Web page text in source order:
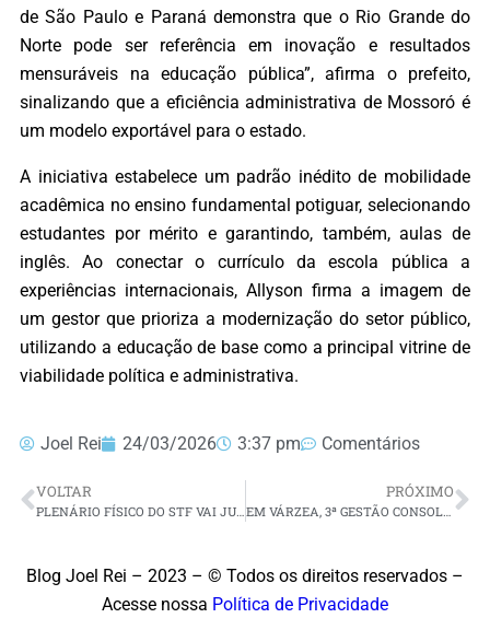
de São Paulo e Paraná demonstra que o Rio Grande do
Norte pode ser referência em inovação e resultados
mensuráveis na educação pública”, afirma o prefeito,
sinalizando que a eficiência administrativa de Mossoró é
um modelo exportável para o estado.
A iniciativa estabelece um padrão inédito de mobilidade
acadêmica no ensino fundamental potiguar, selecionando
estudantes por mérito e garantindo, também, aulas de
inglês. Ao conectar o currículo da escola pública a
experiências internacionais, Allyson firma a imagem de
um gestor que prioriza a modernização do setor público,
utilizando a educação de base como a principal vitrine de
viabilidade política e administrativa.
Joel Rei 24/03/2026 3:37 pm Comentários
VOLTAR
PLENÁRIO FÍSICO DO STF VAI JULGAR PRORROGAÇÃO DA CPMI DO INSS NA QUINTA-FEIRA (26)
PRÓXIMO
EM VÁRZEA, 3ª GESTÃO CONSOLIDADA DE GETÚLIO RIBEIRO ENFRAQUECE OPOSIÇÃO
Blog Joel Rei – 2023 – © Todos os direitos reservados –
Acesse nossa Política de Privacidade